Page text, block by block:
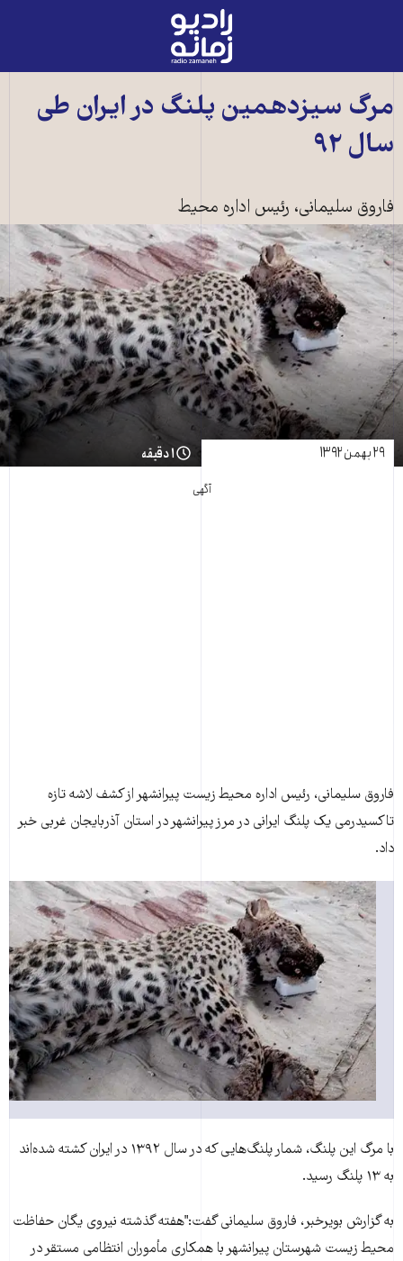
رادیو
زمانه
صفحه
مرگ سيزدهمين پلنگ در ايران طی
سال ۹۲
فاروق سليمانی، رئيس اداره محيط
۲۹ بهمن ۱۳۹۲ ۱ دقیقه
آگهی
فاروق سليمانی، رئيس اداره محيط زيست پيرانشهر از کشف لاشه تازه
تاکسيدرمی يک پلنگ ايرانی در مرز پيرانشهر در استان آذربايجان غربی خبر
داد.
با مرگ اين پلنگ، شمار پلنگ‌هايی که در سال ۱۳۹۲ در ايران کشته شده‌اند
به ۱۳ پلنگ رسيد.
به گزارش بويرخبر، فاروق سليمانی گفت:"هفته گذشته نيروی يگان حفاظت
محيط زيست شهرستان پيرانشهر با همکاری مأموران انتظامی مستقر در